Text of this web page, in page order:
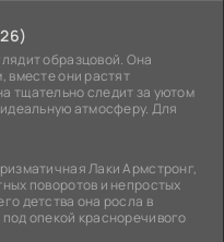
образцовой. Она
вместе они растят
тщательно следит за уютом
атмосферу. Для
Лаки Армстронг,
поворотов и непростых
детства она росла в
опекой красноречивого